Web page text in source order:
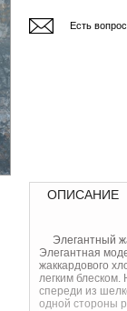
Есть
ОПИСАНИЕ
Элегантный
Элегантная
жаккардового
легким блеском.
спереди из
одной стороны